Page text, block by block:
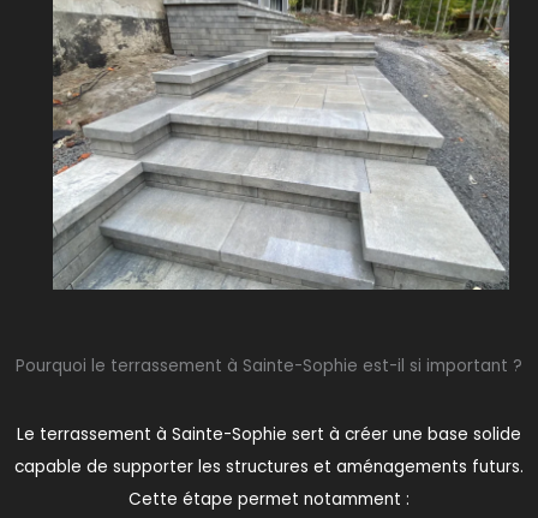
Pourquoi le terrassement à Sainte-Sophie est-il si important ?
Le terrassement à Sainte-Sophie sert à créer une base solide
capable de supporter les structures et aménagements futurs.
Cette étape permet notamment :